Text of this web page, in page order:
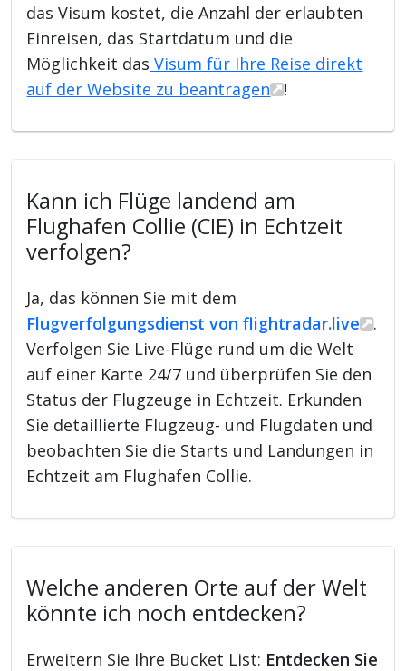
das Visum kostet, die Anzahl der erlaubten
Einreisen, das Startdatum und die
Möglichkeit das Visum für Ihre Reise direkt
auf der Website zu beantragen
!
Kann ich Flüge landend am
Flughafen Collie (CIE) in Echtzeit
verfolgen?
Ja, das können Sie mit dem
Flugverfolgungsdienst von flightradar.live
.
Verfolgen Sie Live-Flüge rund um die Welt
auf einer Karte 24/7 und überprüfen Sie den
Status der Flugzeuge in Echtzeit. Erkunden
Sie detaillierte Flugzeug- und Flugdaten und
beobachten Sie die Starts und Landungen in
Echtzeit am Flughafen Collie.
Welche anderen Orte auf der Welt
könnte ich noch entdecken?
Erweitern Sie Ihre Bucket List: Entdecken Sie